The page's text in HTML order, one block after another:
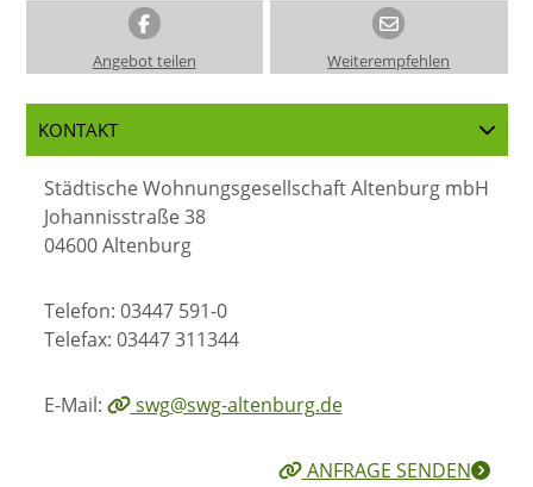
Angebot teilen Weiterempfehlen
KONTAKT
Städtische Wohnungsgesellschaft Altenburg mbH
Johannisstraße 38
04600 Altenburg
Telefon: 03447 591-0
Telefax: 03447 311344
E-Mail: swg@swg-altenburg.de
ANFRAGE SENDEN